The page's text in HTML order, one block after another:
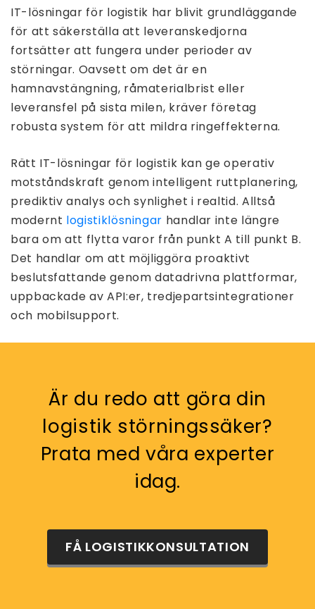
IT-lösningar för logistik har blivit grundläggande
för att säkerställa att leveranskedjorna
fortsätter att fungera under perioder av
störningar. Oavsett om det är en
hamnavstängning, råmaterialbrist eller
leveransfel på sista milen, kräver företag
robusta system för att mildra ringeffekterna.
Rätt IT-lösningar för logistik kan ge operativ
motståndskraft genom intelligent ruttplanering,
prediktiv analys och synlighet i realtid. Alltså
modernt logistiklösningar handlar inte längre
bara om att flytta varor från punkt A till punkt B.
Det handlar om att möjliggöra proaktivt
beslutsfattande genom datadrivna plattformar,
uppbackade av API:er, tredjepartsintegrationer
och mobilsupport.
Är du redo att göra din
logistik störningssäker?
Prata med våra experter
idag.
FÅ LOGISTIKKONSULTATION